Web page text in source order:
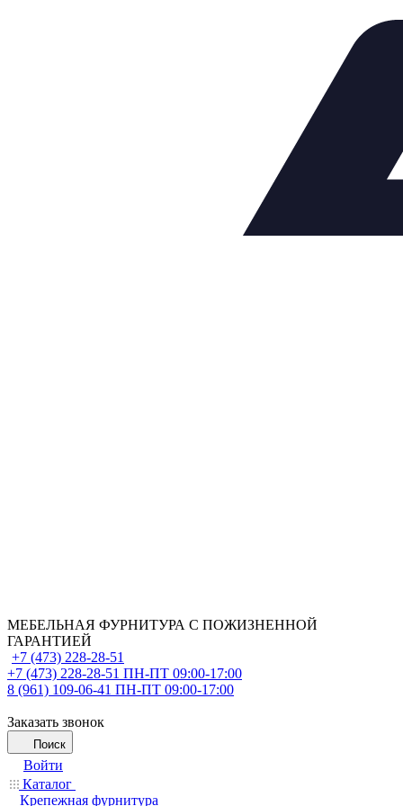
МЕБЕЛЬНАЯ ФУРНИТУРА С ПОЖИЗНЕННОЙ
ГАРАНТИЕЙ
+7 (473) 228-28-51
+7 (473) 228-28-51 ПН-ПТ 09:00-17:00
8 (961) 109-06-41 ПН-ПТ 09:00-17:00
Заказать звонок
Поиск
Войти
Каталог
Крепежная фурнитура